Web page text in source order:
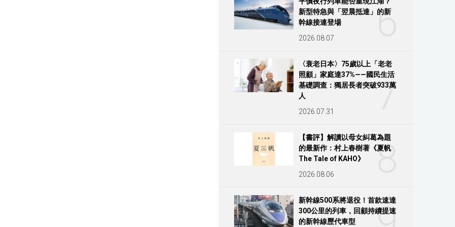
6
新型特急與「翌晨抵達」的新
幹線接連登場
2026.08.07
7
〈衰老日本〉75歲以上「老老
照顧」家庭達37%——國民生活
基礎調查：獨居長者突破933萬
人
2026.07.31
8
【書評】解讀以母女糾葛為題
的最新作：村上春樹著《夏帆
The Tale of KAHO》
2026.08.06
新幹線500系將退役！首款速達
300公里的列車，回顧持續提速
的新幹線歷代車型